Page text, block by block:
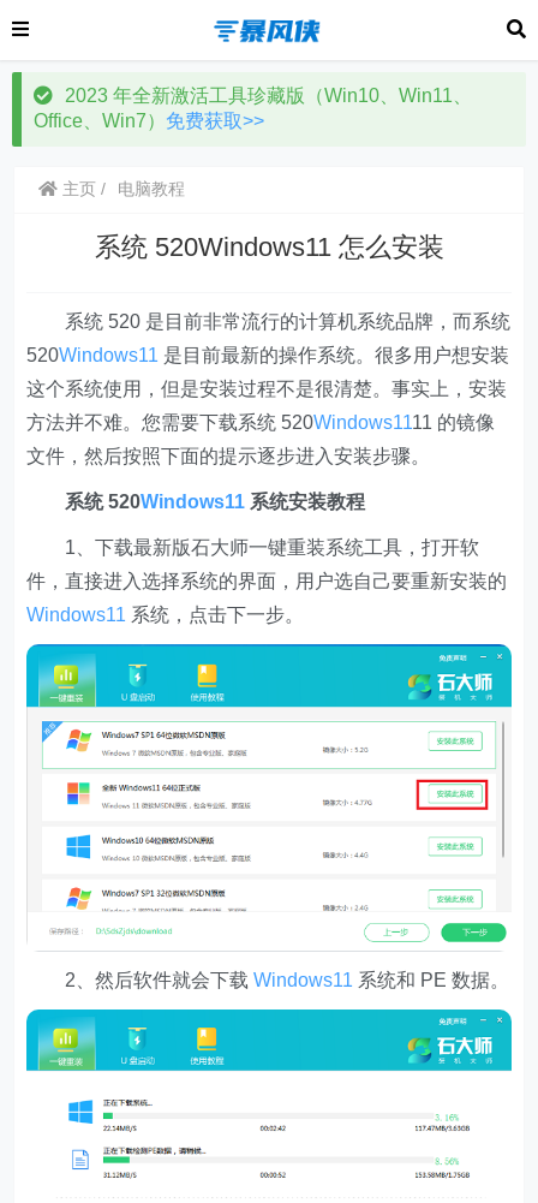
2023 年全新激活工具珍藏版（Win10、Win11、
Office、Win7） 免费获取>>
主页 电脑教程
系统 520Windows11 怎么安装
系统 520 是目前非常流行的计算机系统品牌，而系统
520Windows11 是目前最新的操作系统。很多用户想安装
这个系统使用，但是安装过程不是很清楚。事实上，安装
方法并不难。您需要下载系统 520Windows1111 的镜像
文件，然后按照下面的提示逐步进入安装步骤。
系统 520Windows11 系统安装教程
1、下载最新版石大师一键重装系统工具，打开软
件，直接进入选择系统的界面，用户选自己要重新安装的
Windows11 系统，点击下一步。
2、然后软件就会下载Windows11 系统和 PE 数据。